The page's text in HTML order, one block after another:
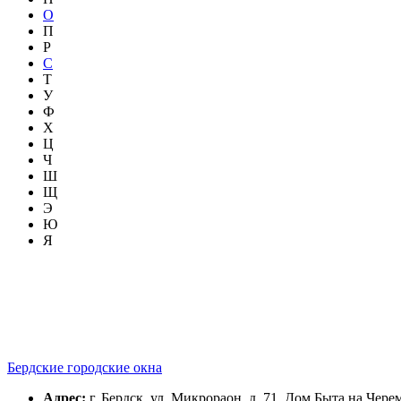
О
П
Р
С
Т
У
Ф
Х
Ц
Ч
Ш
Щ
Э
Ю
Я
Бердские городские окна